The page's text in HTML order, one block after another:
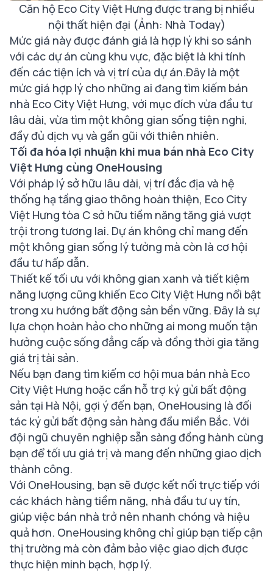
Căn hộ Eco City Việt Hưng được trang bị nhiều
nội thất hiện đại (Ảnh: Nhà Today)
Mức giá này được đánh giá là hợp lý khi so sánh
với các dự án cùng khu vực, đặc biệt là khi tính
đến các tiện ích và vị trí của dự án.Đây là một
mức giá hợp lý cho những ai đang tìm kiếm bán
nhà Eco City Việt Hưng, với mục đích vừa đầu tư
lâu dài, vừa tìm một không gian sống tiện nghi,
đầy đủ dịch vụ và gần gũi với thiên nhiên.
Tối đa hóa lợi nhuận khi mua bán nhà Eco City
Việt Hưng cùng OneHousing
Với pháp lý sở hữu lâu dài, vị trí đắc địa và hệ
thống hạ tầng giao thông hoàn thiện, Eco City
Việt Hưng tòa C sở hữu tiềm năng tăng giá vượt
trội trong tương lai. Dự án không chỉ mang đến
một không gian sống lý tưởng mà còn là cơ hội
đầu tư hấp dẫn.
Thiết kế tối ưu với không gian xanh và tiết kiệm
năng lượng cũng khiến Eco City Việt Hưng nổi bật
trong xu hướng bất động sản bền vững. Đây là sự
lựa chọn hoàn hảo cho những ai mong muốn tận
hưởng cuộc sống đẳng cấp và đồng thời gia tăng
giá trị tài sản.
Nếu bạn đang tìm kiếm cơ hội mua bán nhà Eco
City Việt Hưng hoặc cần hỗ trợ ký gửi bất động
sản tại Hà Nội, gợi ý đến bạn, OneHousing là đối
tác ký gửi bất động sản hàng đầu miền Bắc. Với
đội ngũ chuyên nghiệp sẵn sàng đồng hành cùng
bạn để tối ưu giá trị và mang đến những giao dịch
thành công.
Với OneHousing, bạn sẽ được kết nối trực tiếp với
các khách hàng tiềm năng, nhà đầu tư uy tín,
giúp việc bán nhà trở nên nhanh chóng và hiệu
quả hơn. OneHousing không chỉ giúp bạn tiếp cận
thị trường mà còn đảm bảo việc giao dịch được
thực hiện minh bạch, hợp lý.